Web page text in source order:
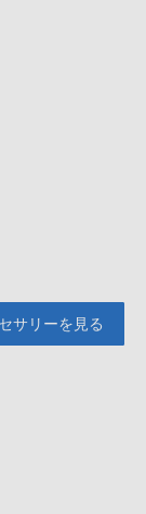
サリーを見る